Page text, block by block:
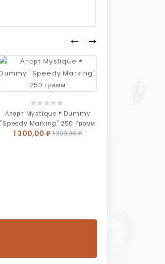
Апорт Mystique ® Dummy
"Speedy Marking" 250 Грамм
1 300,00 ₽1 300,00 ₽